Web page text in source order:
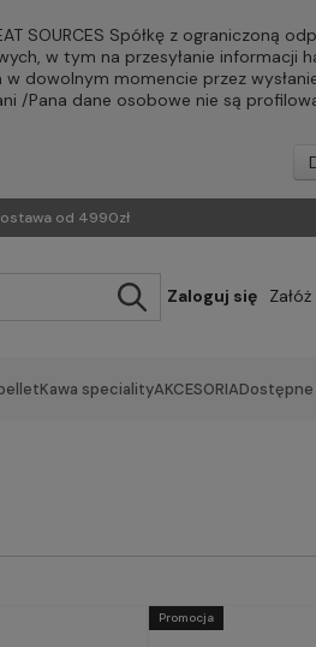
SOURCES Spółkę z ograniczoną
w tym na przesyłanie informacji
dowolnym momencie przez
/Pana dane osobowe nie są
od 4990zł
Zaloguj się
Kawa specialityAKCESORIADostępne
Promocja